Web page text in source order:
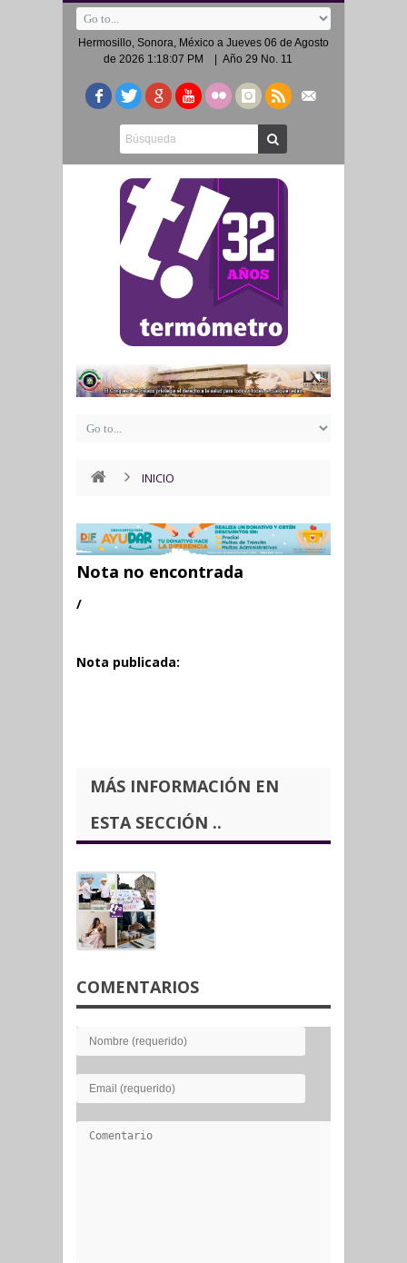
Hermosillo, Sonora, México a Jueves 06 de Agosto
de 2026 1:18:07 PM
| Año 29 No. 11
INICIO
Nota no encontrada
/
Nota publicada:
MÁS INFORMACIÓN EN
ESTA SECCIÓN ..
COMENTARIOS